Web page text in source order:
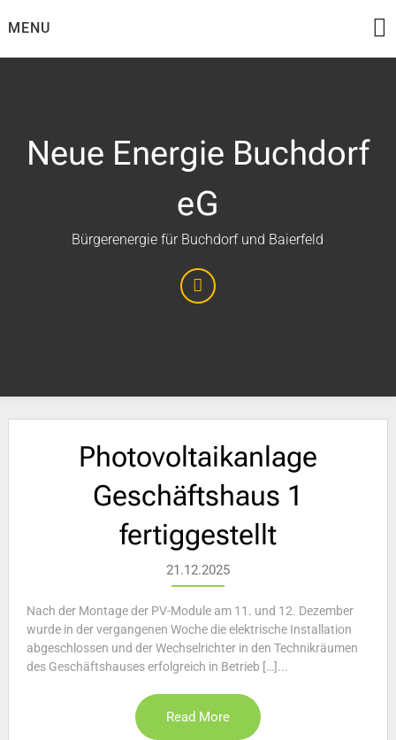
toMENU
Neue Energie Buchdorf
eG
Bürgerenergie für Buchdorf und Baierfeld
Photovoltaikanlage
Geschäftshaus 1
fertiggestellt
21.12.2025
Nach der Montage der PV-Module am 11. und 12. Dezember
wurde in der vergangenen Woche die elektrische Installation
abgeschlossen und der Wechselrichter in den Technikräumen
des Geschäftshauses erfolgreich in Betrieb […]...
Read More